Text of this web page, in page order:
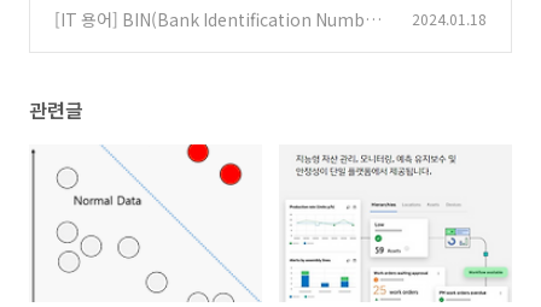
[IT 용어] BIN(Bank Identification Number) 2024.01.18
관련글